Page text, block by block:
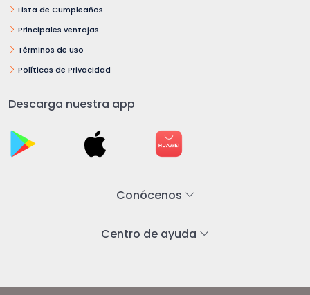
Lista de Cumpleaños
Principales ventajas
Términos de uso
Políticas de Privacidad
Descarga nuestra app
Conócenos
Centro de ayuda